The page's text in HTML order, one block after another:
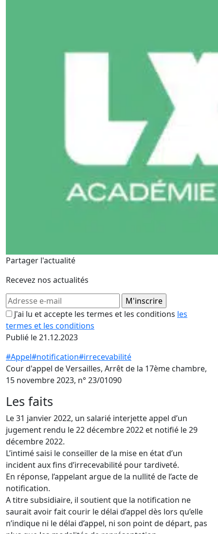
Publié le 21.12.2023
#Appel#notification#irrecevabilité
Cour d'appel de Versailles, Arrêt de la 17ème chambre,
15 novembre 2023, n° 23/01090
Les faits
Le 31 janvier 2022, un salarié interjette appel d’un
jugement rendu le 22 décembre 2022 et notifié le 29
décembre 2022.
L’intimé saisi le conseiller de la mise en état d’un
incident aux fins d’irrecevabilité pour tardiveté.
En réponse, l’appelant argue de la nullité de l’acte de
notification.
A titre subsidiaire, il soutient que la notification ne
saurait avoir fait courir le délai d’appel dès lors qu’elle
n’indique ni le délai d’appel, ni son point de départ, pas
Partager l'actualité
Recevez nos actualités
J'ai lu et accepte les termes et les conditions les
termes et les conditions